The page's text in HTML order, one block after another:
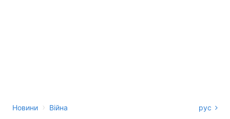
Новини › Війна рус